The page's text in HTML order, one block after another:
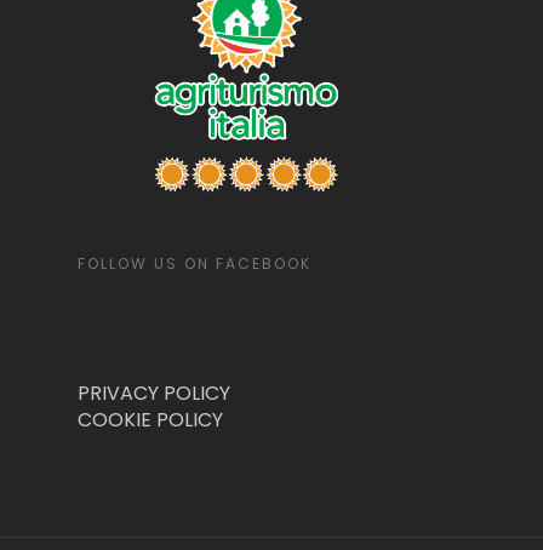
FOLLOW US ON FACEBOOK
PRIVACY POLICY
COOKIE POLICY